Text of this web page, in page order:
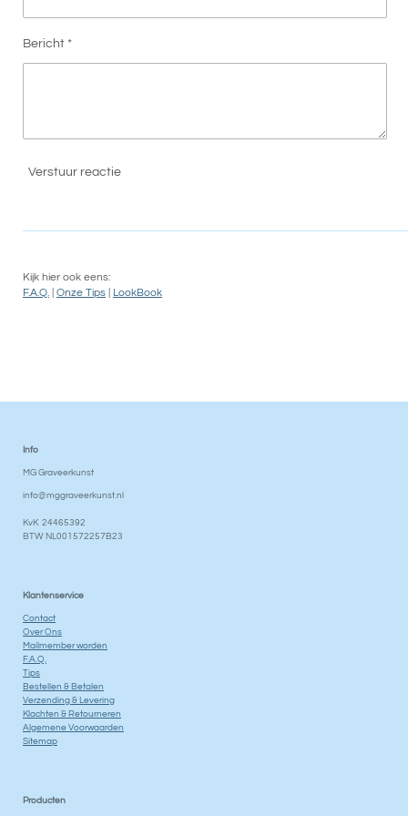
Bericht *
Verstuur reactie
Kijk hier ook eens:
F.A.Q.
Onze Tips LookBook
Info
MG Graveerkunst
info@mggraveerkunst.nl
KvK 24465392
BTW NL001572257B23
Klantenservice
Contact
Over Ons
Mailmember worden
F.A.Q.
Tips
Bestellen & Betalen
Verzending & Levering
Klachten & Retourneren
Algemene Voorwaarden
Sitemap
Producten